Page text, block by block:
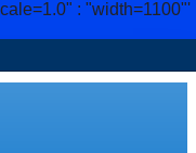
: "width=1100"'